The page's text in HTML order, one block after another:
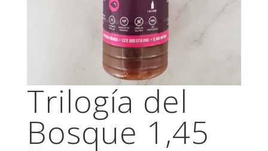
Trilogía del
Bosque 1,45